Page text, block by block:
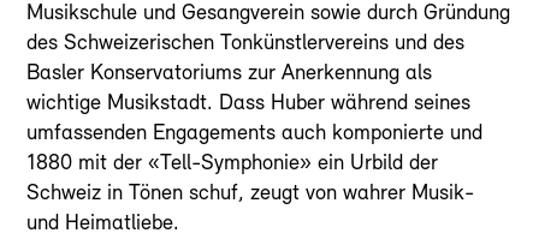
Musikschule und Gesangverein sowie durch Gründung
des Schweizerischen Tonkünstlervereins und des
Basler Konservatoriums zur Anerkennung als
wichtige Musikstadt. Dass Huber während seines
umfassenden Engagements auch komponierte und
1880 mit der «Tell-Symphonie» ein Urbild der
Schweiz in Tönen schuf, zeugt von wahrer Musik-
und Heimatliebe.